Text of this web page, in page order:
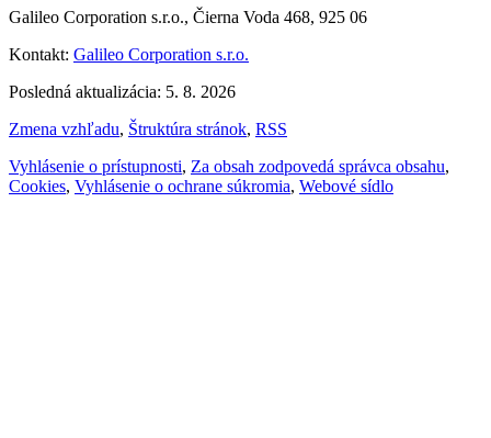
Galileo Corporation s.r.o., Čierna Voda 468, 925 06
Kontakt: Galileo Corporation s.r.o.
Posledná aktualizácia: 5. 8. 2026
Zmena vzhľadu, Štruktúra stránok, RSS
Vyhlásenie o prístupnosti, Za obsah zodpovedá správca obsahu,
Cookies, Vyhlásenie o ochrane súkromia, Webové sídlo